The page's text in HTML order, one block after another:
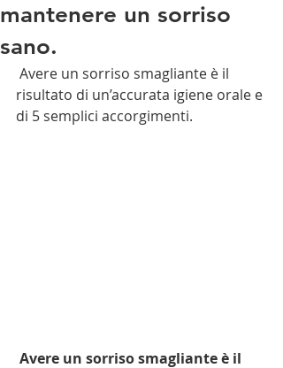
mantenere un sorriso
sano.
risultato di un’accurata igiene orale e
di 5 semplici accorgimenti.